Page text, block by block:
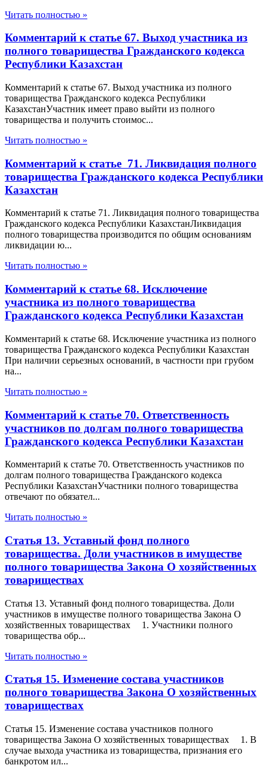
Читать полностью »
Комментарий к статье 67. Выход участника из
полного товарищества Гражданского кодекса
Республики Казахстан
Комментарий к статье 67. Выход участника из полного
товарищества Гражданского кодекса Республики
КазахстанУчастник имеет право выйти из полного
товарищества и получить стоимос...
Читать полностью »
Комментарий к статье 71. Ликвидация полного
товарищества Гражданского кодекса Республики
Казахстан
Комментарий к статье 71. Ликвидация полного товарищества
Гражданского кодекса Республики КазахстанЛиквидация
полного товарищества производится по общим основаниям
ликвидации ю...
Читать полностью »
Комментарий к статье 68. Исключение
участника из полного товарищества
Гражданского кодекса Республики Казахстан
Комментарий к статье 68. Исключение участника из полного
товарищества Гражданского кодекса Республики Казахстан
При наличии серьезных оснований, в частности при грубом
на...
Читать полностью »
Комментарий к статье 70. Ответственность
участников по долгам полного товарищества
Гражданского кодекса Республики Казахстан
Комментарий к статье 70. Ответственность участников по
долгам полного товарищества Гражданского кодекса
Республики КазахстанУчастники полного товарищества
отвечают по обязател...
Читать полностью »
Статья 13. Уставный фонд полного
товарищества. Доли участников в имуществе
полного товарищества Закона О хозяйственных
товариществах
Статья 13. Уставный фонд полного товарищества. Доли
участников в имуществе полного товарищества Закона О
хозяйственных товариществах 1. Участники полного
товарищества обр...
Читать полностью »
Статья 15. Изменение состава участников
полного товарищества Закона О хозяйственных
товариществах
Статья 15. Изменение состава участников полного
товарищества Закона О хозяйственных товариществах 1. В
случае выхода участника из товарищества, признания его
банкротом ил...